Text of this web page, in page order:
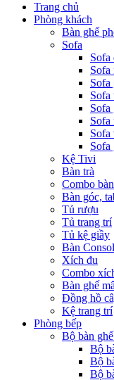
Trang chủ
Phòng khách
Bàn ghế
Sofa
Sofa
Sofa
Sofa
Sofa
Sofa
Sofa
Sofa
Sofa
Kệ Tivi
Bàn trà
Combo
Bàn góc,
Tủ rượu
Tủ trang trí
Tủ kệ giầy
Bàn
Xích đu
Combo
Bàn ghế
Đồng hồ
Kệ trang trí
Phòng bếp
Bộ bàn
Bộ
Bộ
Bộ